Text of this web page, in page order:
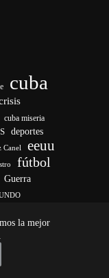
la mejor
cuba
cuba miseria
deportes
Canel eeuu
fútbol
Guerra
vida yankees